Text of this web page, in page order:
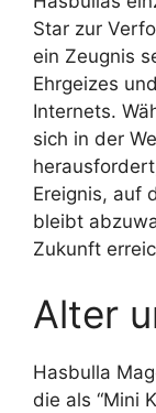
Star zur
ein Zeugnis
Ehrgeizes
Internets.
sich in der
Ereignis, auf
bleibt
Zukunft
Alter
Hasbulla
die als “Mini